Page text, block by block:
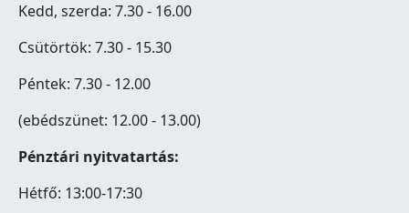
Kedd, szerda: 7.30 - 16.00
Csütörtök: 7.30 - 15.30
Péntek: 7.30 - 12.00
(ebédszünet: 12.00 - 13.00)
Pénztári nyitvatartás:
Hétfő: 13:00-17:30